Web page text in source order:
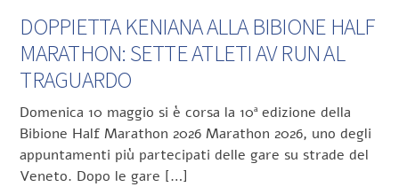
DOPPIETTA KENIANA ALLA BIBIONE HALF
MARATHON: SETTE ATLETI AV RUN AL
TRAGUARDO
Domenica 10 maggio si è corsa la 10ª edizione della
Bibione Half Marathon 2026 Marathon 2026, uno degli
appuntamenti più partecipati delle gare su strade del
Veneto. Dopo le gare […]